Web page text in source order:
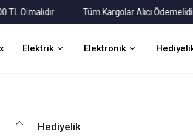
Tüm Kargolar Alıcı Ödemelidir!
Elektrik Elektronik
Hediyelik